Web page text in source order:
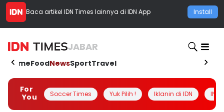
Baca artikel IDN Times lainnya di IDN App Install
JABAR
HomeFoodNewsSportTravel
For
You
Soccer Times Yuk Pilih ! Iklanin di IDN